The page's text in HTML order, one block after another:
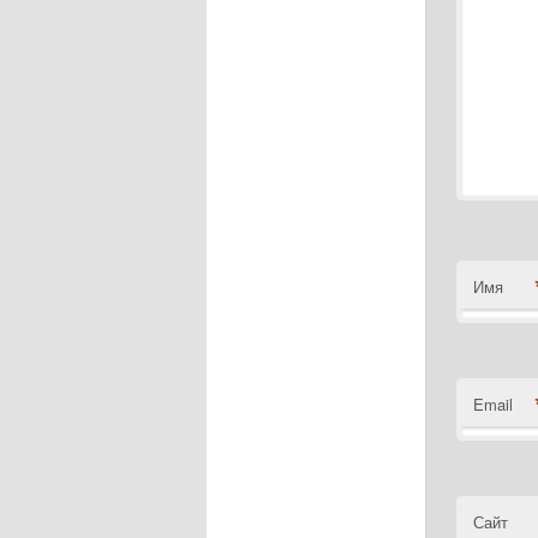
Имя
Email
Сайт